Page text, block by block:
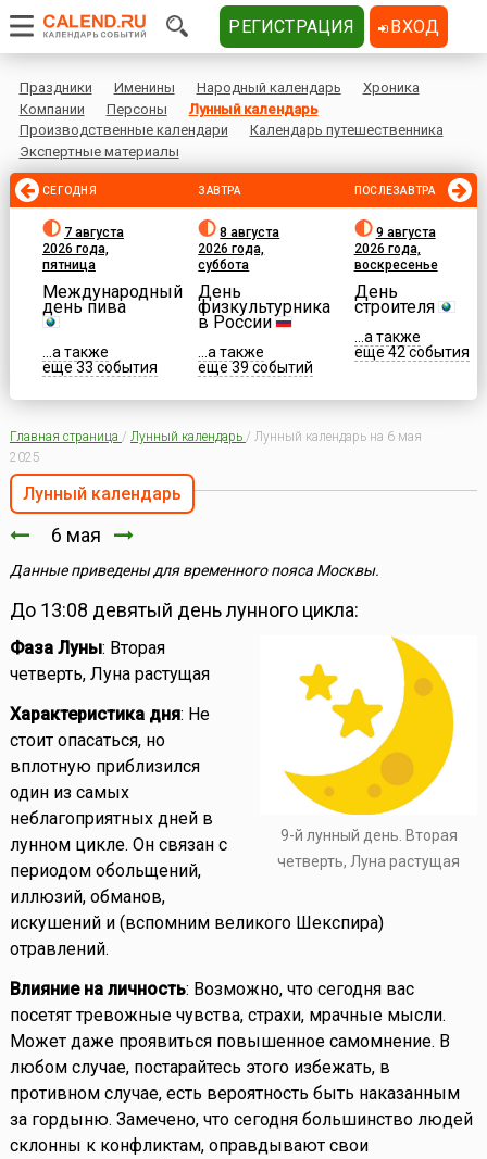
Праздники Именины Народный календарь
Хроника
Компании
Персоны
Лунный календарь
Производственные календари
Календарь путешественника
Экспертные материалы
СЕГОДНЯ
7 августа
2026 года,
пятница
Международный
день пива
...а также
еще 33 события
ЗАВТРА
8 августа
2026 года,
суббота
День
физкультурника
в России
...а также
еще 39 событий
ПОСЛЕЗАВТРА
9 августа
2026 года,
воскресенье
День
строителя
...а также
еще 42 события
Главная страница / Лунный календарь / Лунный календарь на 6 мая
2025
Лунный календарь
6 мая
Данные приведены для временного пояса Москвы.
До 13:08 девятый день лунного цикла:
9-й лунный день. Вторая
четверть, Луна растущая
Фаза Луны: Вторая
четверть, Луна растущая
Характеристика дня: Не
стоит опасаться, но
вплотную приблизился
один из самых
неблагоприятных дней в
лунном цикле. Он связан с
периодом обольщений,
иллюзий, обманов,
искушений и (вспомним великого Шекспира)
отравлений.
Влияние на личность: Возможно, что сегодня вас
посетят тревожные чувства, страхи, мрачные мысли.
Может даже проявиться повышенное самомнение. В
любом случае, постарайтесь этого избежать, в
противном случае, есть вероятность быть наказанным
за гордыню. Замечено, что сегодня большинство людей
склонны к конфликтам, оправдывают свои
РЕГИСТРАЦИЯ ВХОД